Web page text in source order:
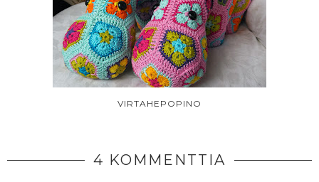
VIRTAHEPOPINO
4 KOMMENTTIA